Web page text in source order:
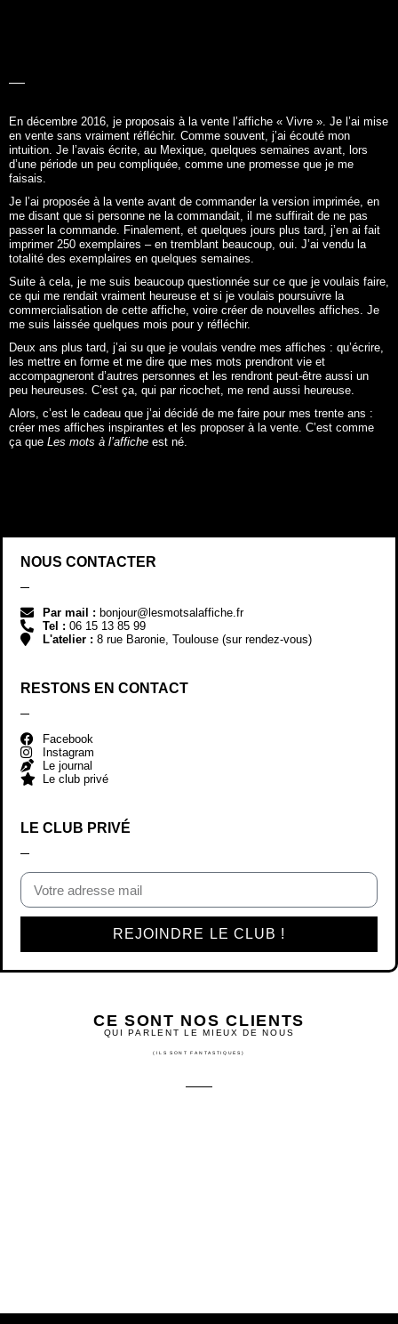
En décembre 2016, je proposais à la vente l’affiche « Vivre ». Je l’ai mise
en vente sans vraiment réfléchir. Comme souvent, j’ai écouté mon
intuition. Je l’avais écrite, au Mexique, quelques semaines avant, lors
d’une période un peu compliquée, comme une promesse que je me
faisais.
Je l’ai proposée à la vente avant de commander la version imprimée, en
me disant que si personne ne la commandait, il me suffirait de ne pas
passer la commande. Finalement, et quelques jours plus tard, j’en ai fait
imprimer 250 exemplaires – en tremblant beaucoup, oui. J’ai vendu la
totalité des exemplaires en quelques semaines.
Suite à cela, je me suis beaucoup questionnée sur ce que je voulais faire,
ce qui me rendait vraiment heureuse et si je voulais poursuivre la
commercialisation de cette affiche, voire créer de nouvelles affiches. Je
me suis laissée quelques mois pour y réfléchir.
Deux ans plus tard, j’ai su que je voulais vendre mes affiches : qu’écrire,
les mettre en forme et me dire que mes mots prendront vie et
accompagneront d’autres personnes et les rendront peut-être aussi un
peu heureuses. C’est ça, qui par ricochet, me rend aussi heureuse.
Alors, c’est le cadeau que j’ai décidé de me faire pour mes trente ans :
créer mes affiches inspirantes et les proposer à la vente. C’est comme
ça que Les mots à l’affiche est né.
NOUS CONTACTER
Par mail : bonjour@lesmotsalaffiche.fr
Tel : 06 15 13 85 99
L'atelier : 8 rue Baronie, Toulouse (sur rendez-vous)
RESTONS EN CONTACT
Facebook
Instagram
Le journal
Le club privé
LE CLUB PRIVÉ
REJOINDRE LE CLUB !
CE SONT NOS CLIENTS
QUI PARLENT LE MIEUX DE NOUS
(ILS SONT FANTASTIQUES)